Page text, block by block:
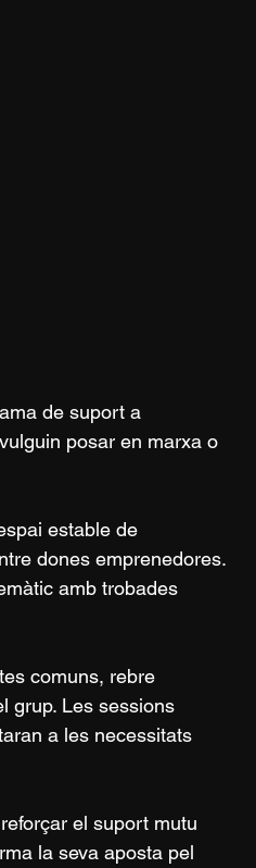
de suport a
posar en marxa o
estable de
dones emprenedores.
amb trobades
comuns, rebre
grup. Les sessions
a les necessitats
el suport mutu
la seva aposta pel